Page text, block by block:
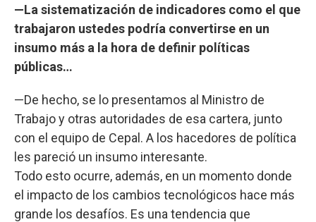
—La sistematización de indicadores como el que
trabajaron ustedes podría convertirse en un
insumo más a la hora de definir políticas
públicas…
—De hecho, se lo presentamos al Ministro de
Trabajo y otras autoridades de esa cartera, junto
con el equipo de Cepal. A los hacedores de política
les pareció un insumo interesante.
Todo esto ocurre, además, en un momento donde
el impacto de los cambios tecnológicos hace más
grande los desafíos. Es una tendencia que